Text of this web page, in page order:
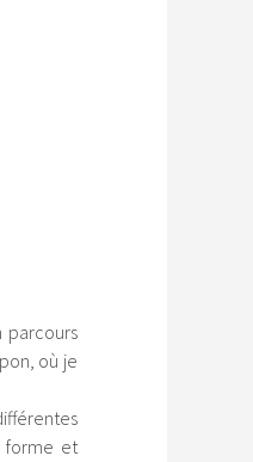
parcours
où je
forme et